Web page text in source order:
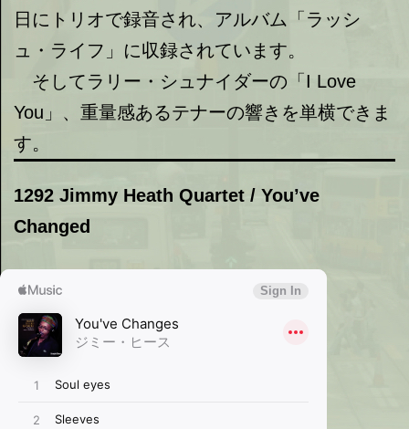
日にトリオで録音され、アルバム「ラッシ
ュ・ライフ」に収録されています。
そしてラリー・シュナイダーの「I Love
You」、重量感あるテナーの響きを単横できま
す。
1292 Jimmy Heath Quartet / You’ve
Changed